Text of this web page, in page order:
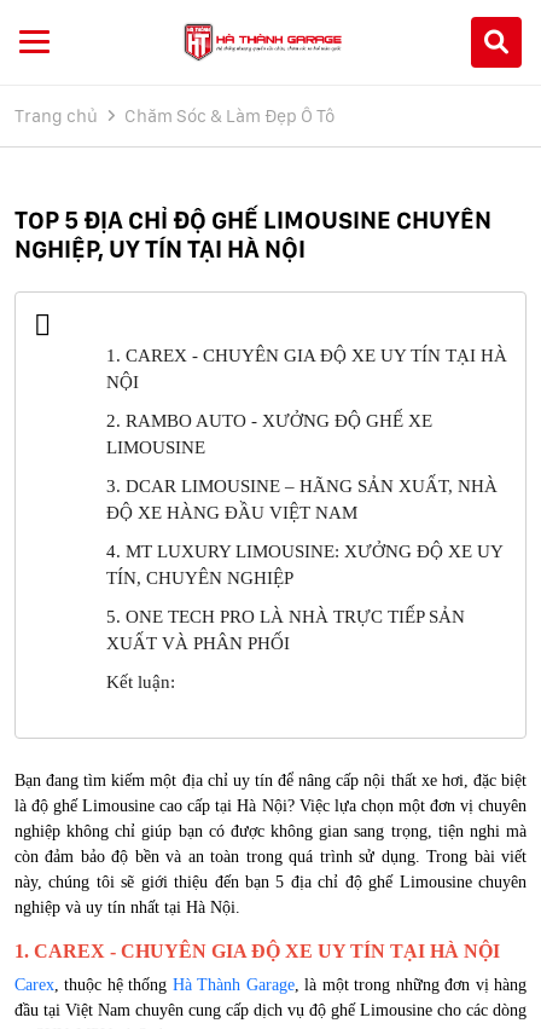
Trang chủ Chăm Sóc & Làm Đẹp Ô Tô
TOP 5 ĐỊA CHỈ ĐỘ GHẾ LIMOUSINE CHUYÊN
NGHIỆP, UY TÍN TẠI HÀ NỘI
1. CAREX - CHUYÊN GIA ĐỘ XE UY TÍN TẠI HÀ
NỘI
2. RAMBO AUTO - XƯỞNG ĐỘ GHẾ XE
LIMOUSINE
3. DCAR LIMOUSINE – HÃNG SẢN XUẤT, NHÀ
ĐỘ XE HÀNG ĐẦU VIỆT NAM
4. MT LUXURY LIMOUSINE: XƯỞNG ĐỘ XE UY
TÍN, CHUYÊN NGHIỆP
5. ONE TECH PRO LÀ NHÀ TRỰC TIẾP SẢN
XUẤT VÀ PHÂN PHỐI
Kết luận:
Bạn đang tìm kiếm một địa chỉ uy tín để nâng cấp nội thất xe hơi, đặc biệt
là độ ghế Limousine cao cấp tại Hà Nội? Việc lựa chọn một đơn vị chuyên
nghiệp không chỉ giúp bạn có được không gian sang trọng, tiện nghi mà
còn đảm bảo độ bền và an toàn trong quá trình sử dụng. Trong bài viết
này, chúng tôi sẽ giới thiệu đến bạn 5 địa chỉ độ ghế Limousine chuyên
nghiệp và uy tín nhất tại Hà Nội.
1. CAREX - CHUYÊN GIA ĐỘ XE UY TÍN TẠI HÀ NỘI
Carex , thuộc hệ thống Hà Thành Garage, là một trong những đơn vị hàng
đầu tại Việt Nam chuyên cung cấp dịch vụ độ ghế Limousine cho các dòng